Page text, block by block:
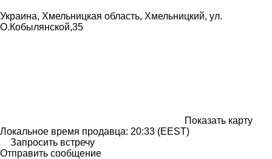
Украина, Хмельницкая область, Хмельницкий, ул.
О.Кобылянской,35
Показать карту
Локальное время продавца: 20:33 (EEST)
Запросить встречу
Отправить сообщение